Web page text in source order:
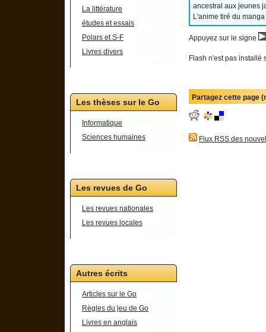
La littérature
études et essais
Polars et S-F
Livres divers
Les thèses sur le Go
Informatique
Sciences humaines
Les revues de Go
Les revues nationales
Les revues locales
Autres écrits
Articles sur le Go
Règles du jeu de Go
Livres en anglais
ancestral aux jeunes
L'anime tiré du
Appuyez sur le signe
Flash n'est pas installé
Partagez cette page
Flux RSS des